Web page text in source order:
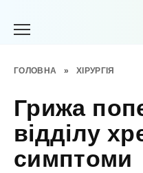
ГОЛОВНА » ХІРУРГІЯ
Грижа
відділу
симптоми